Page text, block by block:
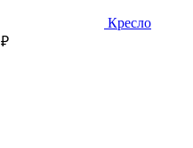
Кресло
₽